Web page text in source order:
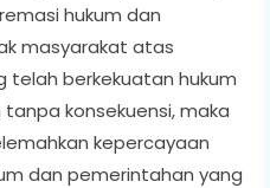
hukum dan
masyarakat atas
telah berkekuatan hukum
konsekuensi, maka
kepercayaan
dan pemerintahan yang